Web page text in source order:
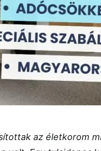
az életkorom